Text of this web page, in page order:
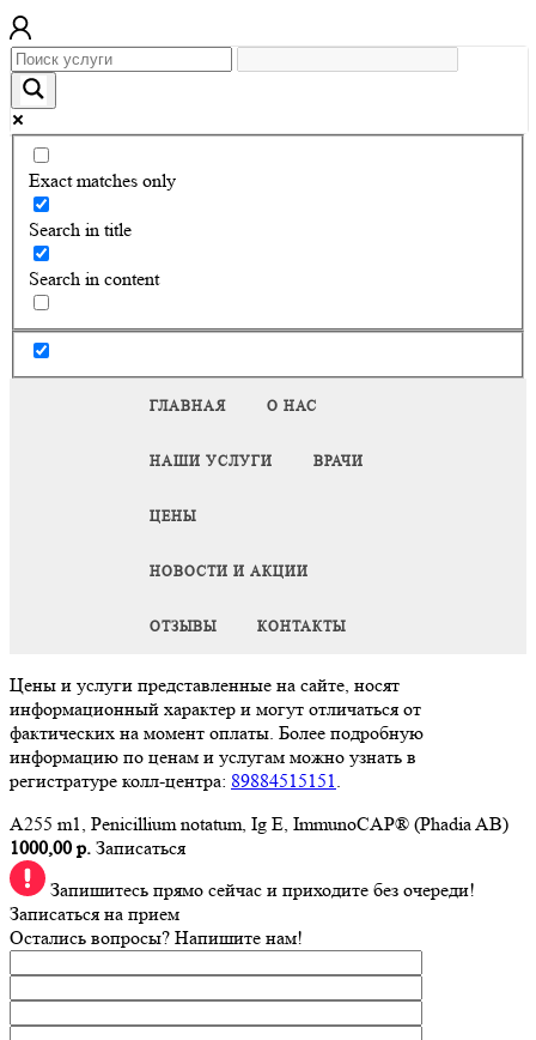
Exact matches only
Search in title
Search in content
ГЛАВНАЯ О НАС
НАШИ УСЛУГИ ВРАЧИ
ЦЕНЫ
НОВОСТИ И АКЦИИ
ОТЗЫВЫ КОНТАКТЫ
Цены и услуги представленные на сайте, носят
информационный характер и могут отличаться от
фактических на момент оплаты. Более подробную
информацию по ценам и услугам можно узнать в
регистратуре колл-центра: 89884515151.
A255 m1, Penicillium notatum, Ig E, ImmunoCAP® (Phadia AB)
1000,00 р. Записаться
Запишитесь прямо сейчас и приходите без очереди!
Записаться на прием
Остались вопросы? Напишите нам!